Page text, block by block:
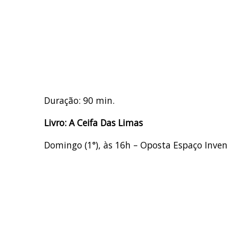
Duração: 90 min.
Livro: A Ceifa Das Limas
Domingo (1°), às 16h – Oposta Espaço